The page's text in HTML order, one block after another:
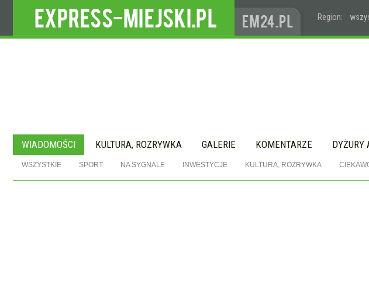
Region:
WIADOMOŚCI KULTURA, ROZRYWKA GALERIE KOMENTARZE DYŻURY
WSZYSTKIE SPORT NA SYGNALE INWESTYCJE KULTURA, ROZRYWKA